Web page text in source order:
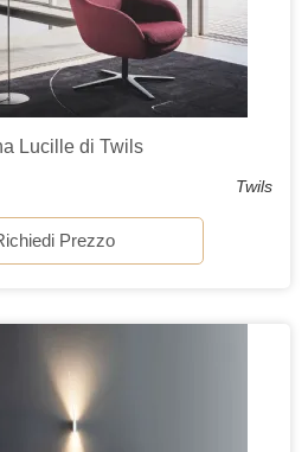
Lucille di Twils
Twils
Prezzo